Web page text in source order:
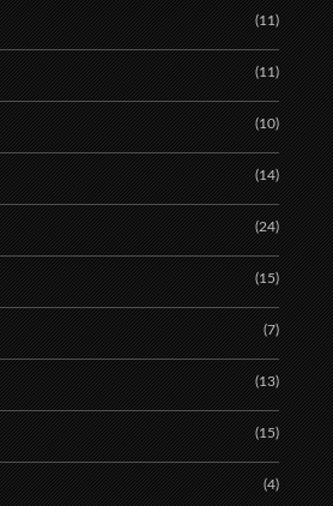
(11)
(11)
(10)
(14)
(24)
(15)
(7)
(13)
(15)
(4)